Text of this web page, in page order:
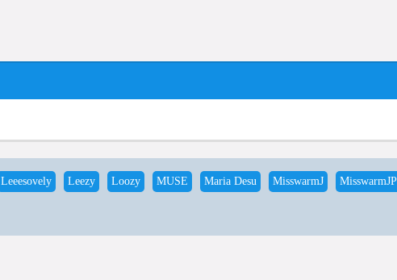
Leeesovely Leezy Loozy MUSE Maria Desu MisswarmJ